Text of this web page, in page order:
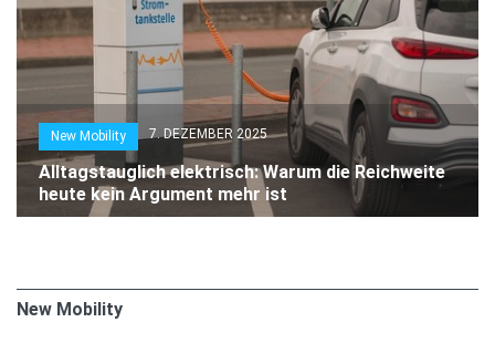
New Mobility 7. DEZEMBER 2025
Alltagstauglich elektrisch: Warum die Reichweite
heute kein Argument mehr ist
New Mobility